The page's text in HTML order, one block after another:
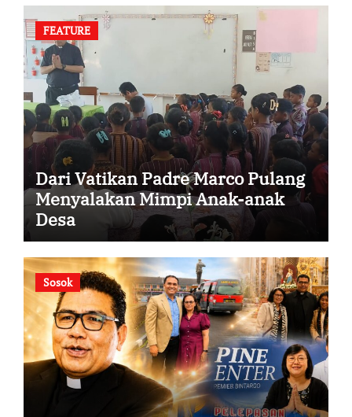
FEATURE
Dari Vatikan Padre Marco Pulang
Menyalakan Mimpi Anak-anak
Desa
Sosok